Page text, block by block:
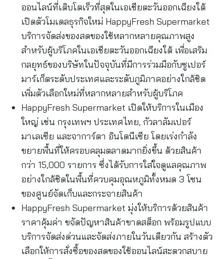
ออนไลน์ที่เติบโตเร็วที่สุดในเอเชียตะวันออกเฉียงใต้
เปิดตัวโมเดลธุรกิจใหม่ HappyFresh Supermarket
บริการจัดส่งของสดของใช้หลากหลายคุณภาพสูง
สำหรับผู้บริโภคในเอเชียตะวันออกเฉียงใต้ เพื่อเสริม
กลยุทธ์ของบริษัทในปัจจุบันที่มีการร่วมมือกับซูเปอร์
มาร์เก็ตระดับประเทศและระดับภูมิภาคอย่างใกล้ชิด
เพิ่มตัวเลือกใหม่ที่หลากหลายสำหรับผู้บริโภค
HappyFresh Supermarket เปิดให้บริการในเมือง
ใหญ่ เช่น กรุงเทพฯ ประเทศไทย, กัวลาลัมเปอร์
มาเลเซีย และจาการ์ตา อินโดนีเซีย โดยเร่งกำลัง
ขยายพื้นที่ให้ครอบคลุมตลาดมากยิ่งขึ้น ด้วยสินค้า
กว่า 15,000 รายการ ซึ่งได้รับการใส่ใจดูแลคุณภาพ
อย่างใกล้ชิดในพื้นที่ควบคุมอุณหภูมิทั้งหมด 3 โซน
ของศูนย์จัดเก็บและกระจายสินค้า
HappyFresh Supermarket มุ่งให้บริการด้วยสินค้า
ราคาคุ้มค่า ขจัดปัญหาสินค้าขาดสต็อก พร้อมรูปแบบ
บริการจัดส่งด่วนและจัดส่งภายในวันเดียวกัน สร้างตัว
เลือกให้การสั่งซื้อของสดของใช้ออนไลน์สะดวกสบาย